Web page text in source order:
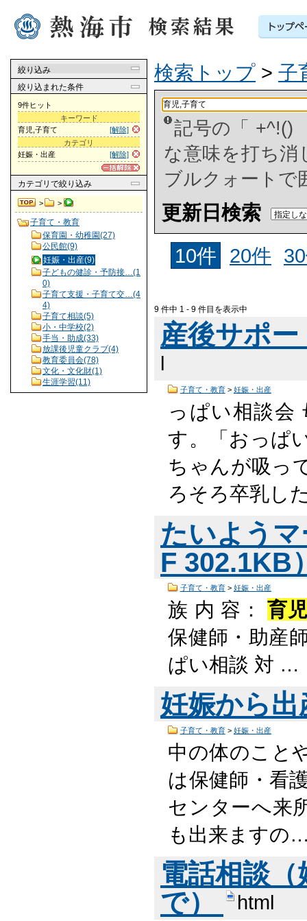
絞り込み
絞り込まれた条件
9件ヒット
キーワード
[解除]
育児,子育て
カテゴリ
[解除]
妊娠・出産
カテゴリ で絞り込み
> >
子育て・教育
保育園・幼稚園(27)
公民館(9)
妊娠・出産(9)
子どもの健診・予防接…(1
0)
子育て支援・子育て交…(4
4)
子育て相談(5)
小・中学校(2)
手当・助成(33)
放課後児童クラブ(4)
教育委員会(78)
文化・文化財(1)
生涯学習(11)
検索トップ > 子
記号の「 +^!()
な意味を打ち
ブルクォートで
更新日検索
10件
20件
9 件中 1 - 9 件目を表示中
産後サポ
l
子育て・教育> 妊娠・出産
っぱい相談会
す。「おっぱ
ちゃんが吸っ
ろそろ卒乳し
たいよう
F 302.1KB
子育て・教育> 妊娠・出産
族 内 容： 育
保健師・助産
ぱい相談 対 …
妊娠から
子育て・教育> 妊娠・出産
中の体のこと
は保健師・看
センターへ来
も出来ますの
電話相談
で）
html